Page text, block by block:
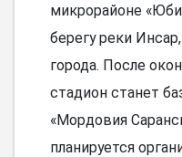
микрорайоне
берегу реки
города. После
стадион станет
«Мордовия
планируется